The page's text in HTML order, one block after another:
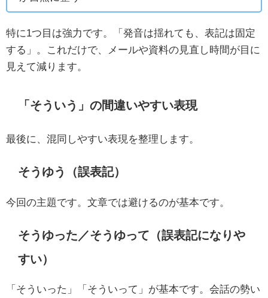
特に1つ目は強力です。「発音は揺れても、表記は固定
する」。これだけで、メールや資料の見直し時間が目に
見えて減ります。
「そういう」の間違いやすい表現
最後に、混同しやすい表現を整理します。
そうゆう（誤表記）
今回の主題です。文章では避けるのが基本です。
そうゆった／そうゆって（誤表記になりや
すい）
「そういった」「そういって」が基本です。会話の勢い